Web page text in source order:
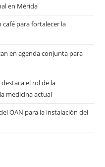
en Mérida
café para fortalecer la
en agenda conjunta para
el rol de la
medicina actual
OAN para la instalación del